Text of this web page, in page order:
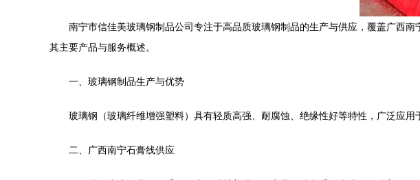
南宁市信佳美玻璃钢制品公司专注于高品质玻璃钢制品的生产与供应，覆盖广西
其主要产品与服务概述。
一、玻璃钢制品生产与优势
玻璃钢（玻璃纤维增强塑料）具有轻质高强、耐腐蚀、绝缘性好等特性，广泛应
二、广西南宁石膏线供应